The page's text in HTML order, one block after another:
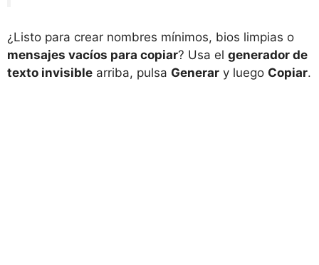
¿Listo para crear nombres mínimos, bios limpias o
mensajes vacíos para copiar? Usa el generador de
texto invisible arriba, pulsa Generar y luego Copiar.